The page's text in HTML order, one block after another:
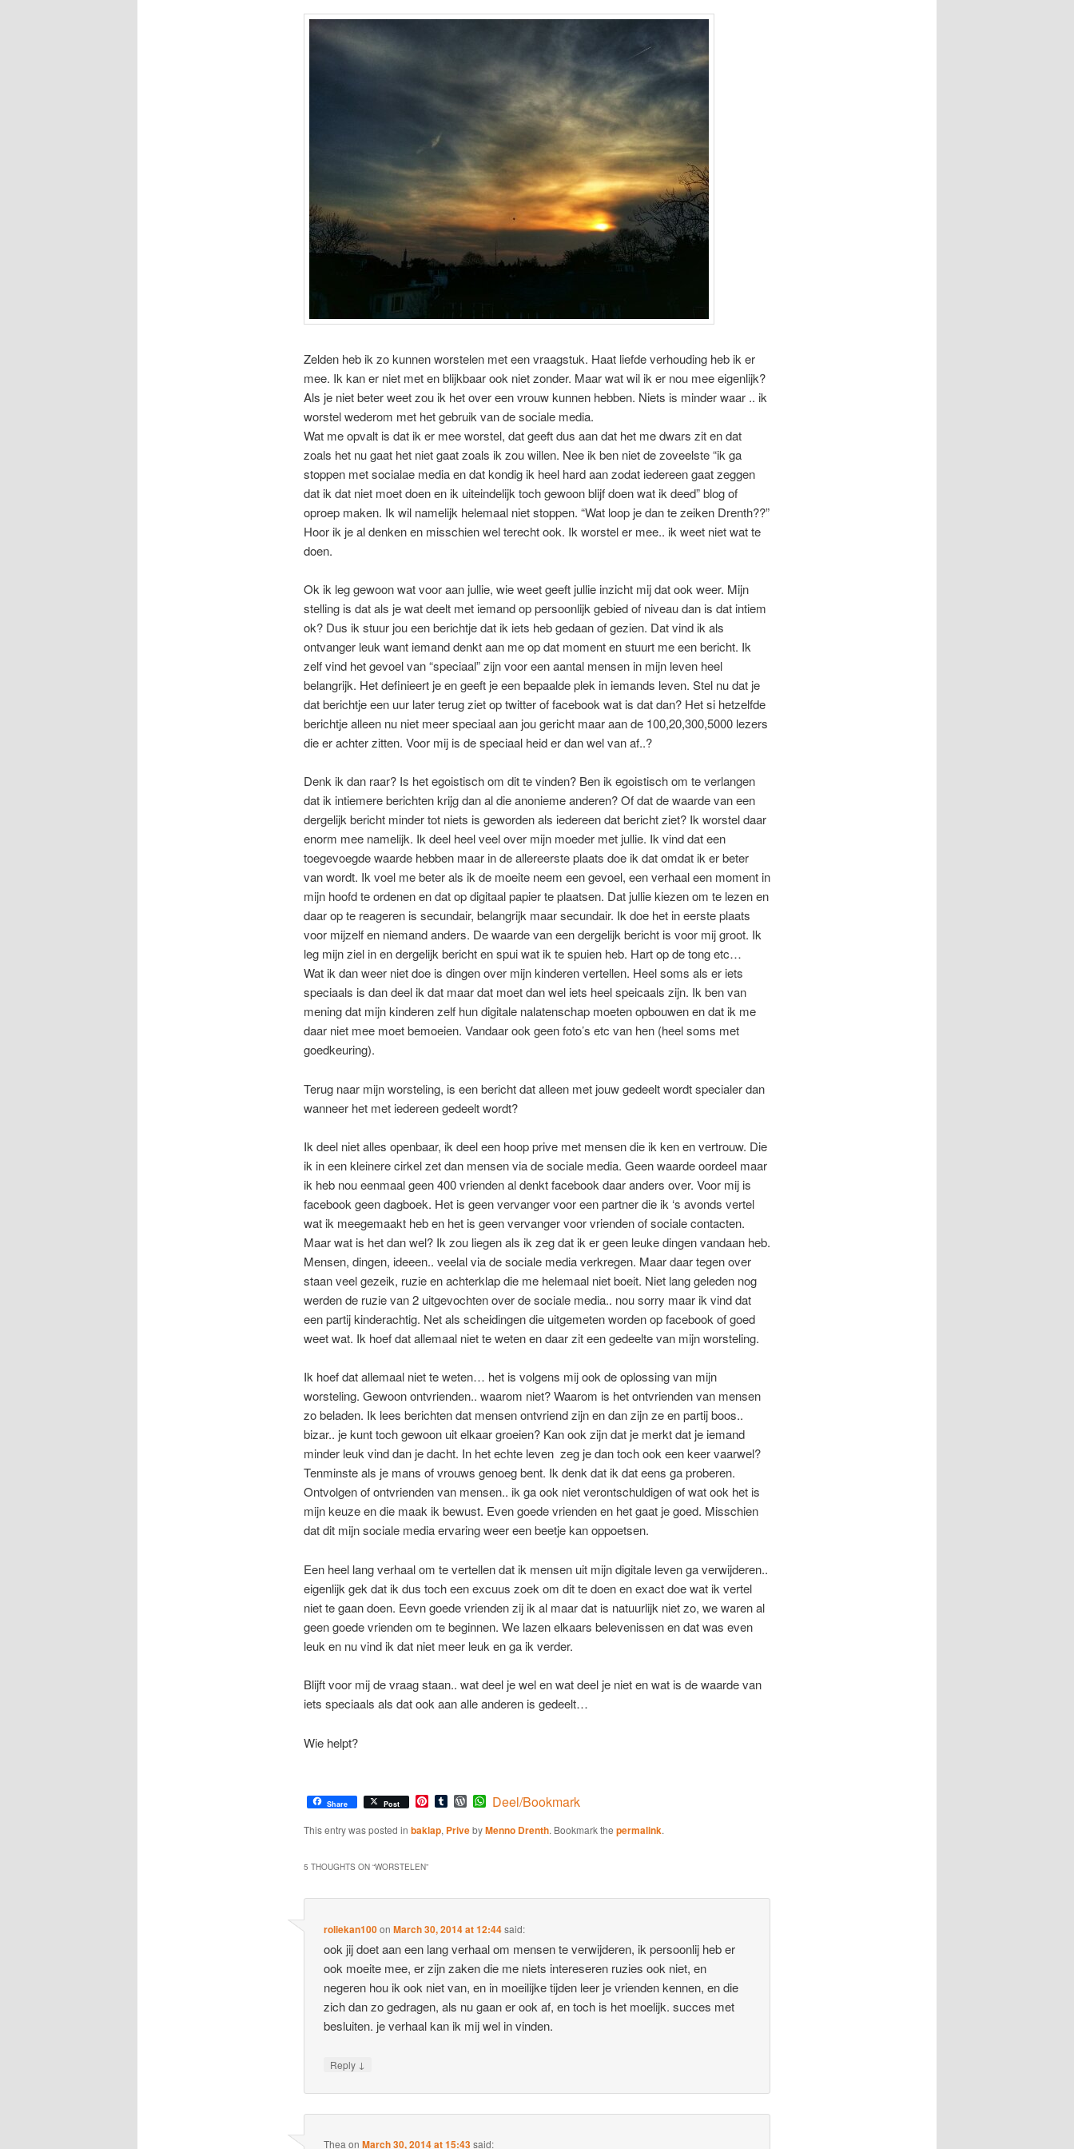
Zelden heb ik zo kunnen worstelen met een vraagstuk. Haat liefde verhouding heb ik er
mee. Ik kan er niet met en blijkbaar ook niet zonder. Maar wat wil ik er nou mee eigenlijk?
Als je niet beter weet zou ik het over een vrouw kunnen hebben. Niets is minder waar .. ik
worstel wederom met het gebruik van de sociale media.
Wat me opvalt is dat ik er mee worstel, dat geeft dus aan dat het me dwars zit en dat
zoals het nu gaat het niet gaat zoals ik zou willen. Nee ik ben niet de zoveelste “ik ga
stoppen met socialae media en dat kondig ik heel hard aan zodat iedereen gaat zeggen
dat ik dat niet moet doen en ik uiteindelijk toch gewoon blijf doen wat ik deed” blog of
oproep maken. Ik wil namelijk helemaal niet stoppen. “Wat loop je dan te zeiken Drenth??”
Hoor ik je al denken en misschien wel terecht ook. Ik worstel er mee.. ik weet niet wat te
doen.
Ok ik leg gewoon wat voor aan jullie, wie weet geeft jullie inzicht mij dat ook weer. Mijn
stelling is dat als je wat deelt met iemand op persoonlijk gebied of niveau dan is dat intiem
ok? Dus ik stuur jou een berichtje dat ik iets heb gedaan of gezien. Dat vind ik als
ontvanger leuk want iemand denkt aan me op dat moment en stuurt me een bericht. Ik
zelf vind het gevoel van “speciaal” zijn voor een aantal mensen in mijn leven heel
belangrijk. Het definieert je en geeft je een bepaalde plek in iemands leven. Stel nu dat je
dat berichtje een uur later terug ziet op twitter of facebook wat is dat dan? Het si hetzelfde
berichtje alleen nu niet meer speciaal aan jou gericht maar aan de 100,20,300,5000 lezers
die er achter zitten. Voor mij is de speciaal heid er dan wel van af..?
Denk ik dan raar? Is het egoistisch om dit te vinden? Ben ik egoistisch om te verlangen
dat ik intiemere berichten krijg dan al die anonieme anderen? Of dat de waarde van een
dergelijk bericht minder tot niets is geworden als iedereen dat bericht ziet? Ik worstel daar
enorm mee namelijk. Ik deel heel veel over mijn moeder met jullie. Ik vind dat een
toegevoegde waarde hebben maar in de allereerste plaats doe ik dat omdat ik er beter
van wordt. Ik voel me beter als ik de moeite neem een gevoel, een verhaal een moment in
mijn hoofd te ordenen en dat op digitaal papier te plaatsen. Dat jullie kiezen om te lezen en
daar op te reageren is secundair, belangrijk maar secundair. Ik doe het in eerste plaats
voor mijzelf en niemand anders. De waarde van een dergelijk bericht is voor mij groot. Ik
leg mijn ziel in en dergelijk bericht en spui wat ik te spuien heb. Hart op de tong etc…
Wat ik dan weer niet doe is dingen over mijn kinderen vertellen. Heel soms als er iets
speciaals is dan deel ik dat maar dat moet dan wel iets heel speicaals zijn. Ik ben van
mening dat mijn kinderen zelf hun digitale nalatenschap moeten opbouwen en dat ik me
daar niet mee moet bemoeien. Vandaar ook geen foto’s etc van hen (heel soms met
goedkeuring).
Terug naar mijn worsteling, is een bericht dat alleen met jouw gedeelt wordt specialer dan
wanneer het met iedereen gedeelt wordt?
Ik deel niet alles openbaar, ik deel een hoop prive met mensen die ik ken en vertrouw. Die
ik in een kleinere cirkel zet dan mensen via de sociale media. Geen waarde oordeel maar
ik heb nou eenmaal geen 400 vrienden al denkt facebook daar anders over. Voor mij is
facebook geen dagboek. Het is geen vervanger voor een partner die ik ‘s avonds vertel
wat ik meegemaakt heb en het is geen vervanger voor vrienden of sociale contacten.
Maar wat is het dan wel? Ik zou liegen als ik zeg dat ik er geen leuke dingen vandaan heb.
Mensen, dingen, ideeen.. veelal via de sociale media verkregen. Maar daar tegen over
staan veel gezeik, ruzie en achterklap die me helemaal niet boeit. Niet lang geleden nog
werden de ruzie van 2 uitgevochten over de sociale media.. nou sorry maar ik vind dat
een partij kinderachtig. Net als scheidingen die uitgemeten worden op facebook of goed
weet wat. Ik hoef dat allemaal niet te weten en daar zit een gedeelte van mijn worsteling.
Ik hoef dat allemaal niet te weten… het is volgens mij ook de oplossing van mijn
worsteling. Gewoon ontvrienden.. waarom niet? Waarom is het ontvrienden van mensen
zo beladen. Ik lees berichten dat mensen ontvriend zijn en dan zijn ze en partij boos..
bizar.. je kunt toch gewoon uit elkaar groeien? Kan ook zijn dat je merkt dat je iemand
minder leuk vind dan je dacht. In het echte leven zeg je dan toch ook een keer vaarwel?
Tenminste als je mans of vrouws genoeg bent. Ik denk dat ik dat eens ga proberen.
Ontvolgen of ontvrienden van mensen.. ik ga ook niet verontschuldigen of wat ook het is
mijn keuze en die maak ik bewust. Even goede vrienden en het gaat je goed. Misschien
dat dit mijn sociale media ervaring weer een beetje kan oppoetsen.
Een heel lang verhaal om te vertellen dat ik mensen uit mijn digitale leven ga verwijderen..
eigenlijk gek dat ik dus toch een excuus zoek om dit te doen en exact doe wat ik vertel
niet te gaan doen. Eevn goede vrienden zij ik al maar dat is natuurlijk niet zo, we waren al
geen goede vrienden om te beginnen. We lazen elkaars belevenissen en dat was even
leuk en nu vind ik dat niet meer leuk en ga ik verder.
Blijft voor mij de vraag staan.. wat deel je wel en wat deel je niet en wat is de waarde van
iets speciaals als dat ook aan alle anderen is gedeelt…
Wie helpt?
Share Post Pinterest
TumblrWordPress
WhatsApp
Deel/Bookmark
This entry was posted in baklap, PrivebyMenno Drenth. Bookmark the permalink.
5 THOUGHTS ON “WORSTELEN”
roliekan100onMarch 30, 2014 at 12:44said:
ook jij doet aan een lang verhaal om mensen te verwijderen, ik persoonlij heb er
ook moeite mee, er zijn zaken die me niets intereseren ruzies ook niet, en
negeren hou ik ook niet van, en in moeilijke tijden leer je vrienden kennen, en die
zich dan zo gedragen, als nu gaan er ook af, en toch is het moelijk. succes met
besluiten. je verhaal kan ik mij wel in vinden.
Reply ↓
Thea onMarch 30, 2014 at 15:43said: